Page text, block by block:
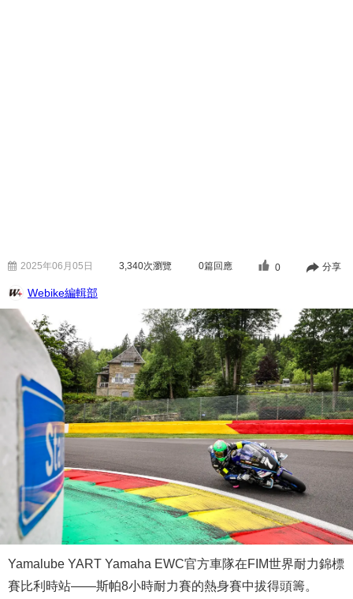
2025年06月05日 3,340次瀏覽 0篇回應 0 分享
Webike編輯部
Yamalube YART Yamaha EWC官方車隊在FIM世界耐力錦標
賽比利時站——斯帕8小時耐力賽的熱身賽中拔得頭籌。